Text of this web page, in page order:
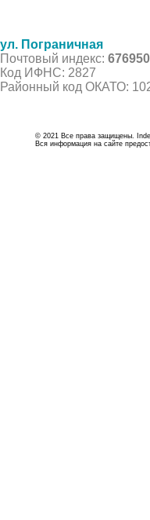
ул. Пограничная
Почтовый индекс: 676950
Код ИФНС: 2827
Районный код ОКАТО:
© 2021 Все права защищены.
Вся информация на сайте